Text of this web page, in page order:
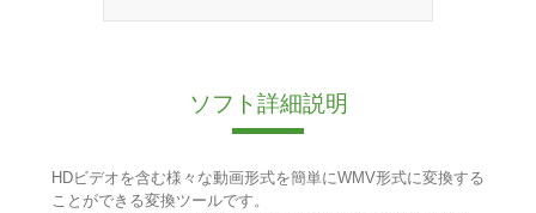
ソフト詳細説明
HDビデオを含む様々な動画形式を簡単にWMV形式に変換する
ことができる変換ツールです。